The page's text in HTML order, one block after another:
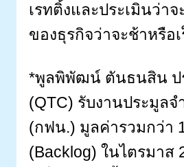
เรทติ้งและประเมินว่า
ของธุรกิจว่าจะช้าหรือเ
*พูลพิพัฒน์ ตันธนสิน ป
(QTC) รับงานประมูล
(กฟน.) มูลค่ารวมกว่า
(Backlog) ในไตรมา